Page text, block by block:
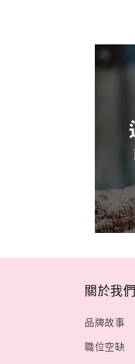
關於我們
品牌故事
職位空缺